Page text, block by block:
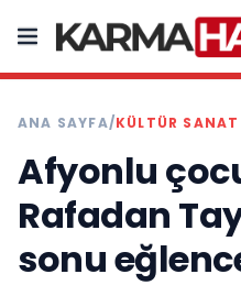
ANA SAYFA/KÜLTÜR SANAT
Afyonlu
Rafadan
sonu